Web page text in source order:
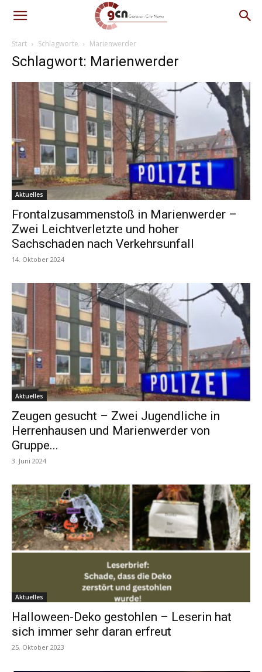
Start Schlagworte Marienwerder
Schlagwort: Marienwerder
Aktuelles
Frontalzusammenstoß in Marienwerder –
Zwei Leichtverletzte und hoher
Sachschaden nach Verkehrsunfall
14. Oktober 2024
Aktuelles
Zeugen gesucht – Zwei Jugendliche in
Herrenhausen und Marienwerder von
Gruppe...
3. Juni 2024
Aktuelles
Halloween-Deko gestohlen – Leserin hat
sich immer sehr daran erfreut
25. Oktober 2023